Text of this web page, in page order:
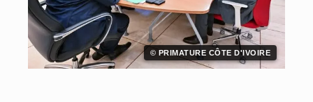
© PRIMATURE CÔTE D'IVOIRE